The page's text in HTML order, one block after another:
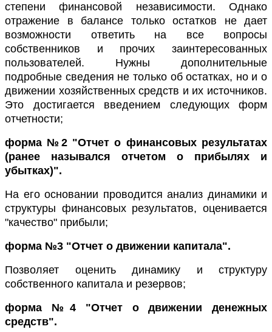
степени финансовой независимости. Однако
отражение в балансе только остатков не дает
возможности ответить на все вопросы
собственников и прочих заинтересованных
пользователей. Нужны дополнительные
подробные сведения не только об остатках, но и о
движении хозяйственных средств и их источников.
Это достигается введением следующих форм
отчетности;
форма №2 "Отчет о финансовых результатах
(ранее назывался отчетом о прибылях и
убытках)".
На его основании проводится анализ динамики и
структуры финансовых результатов, оценивается
"качество" прибыли;
форма №3 "Отчет о движении капитала".
Позволяет оценить динамику и структуру
собственного капитала и резервов;
форма №4 "Отчет о движении денежных
средств".